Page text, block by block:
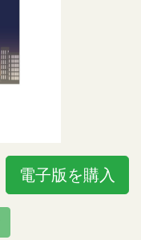
電子版を購入